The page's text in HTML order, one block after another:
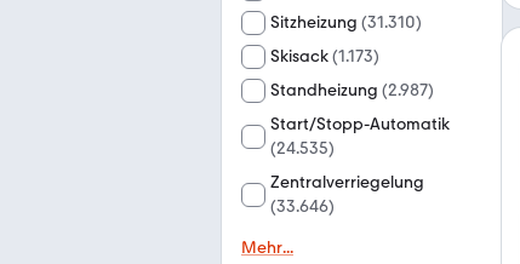
Sitzheizung (31.310)
Skisack(1.173)
Standheizung (2.987)
Start/Stopp-Automatik
(24.535)
Zentralverriegelung
(33.646)
Mehr...